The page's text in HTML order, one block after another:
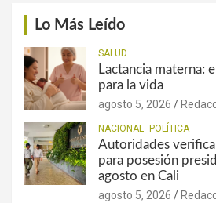
Lo Más Leído
SALUD
Lactancia materna:
para la vida
agosto 5, 2026
NACIONAL POLÍTICA
Autoridades
para posesión
agosto en Cali
agosto 5, 2026